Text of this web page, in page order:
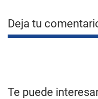
Deja tu
Te puede